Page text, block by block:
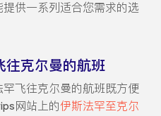
供一系列适合您需求的选
往克尔曼的航班
飞往克尔曼的航班既方便
网站上的伊斯法罕至克尔